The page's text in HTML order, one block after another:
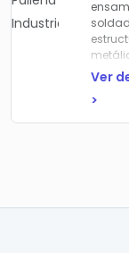
como
tolvas
Ver
>